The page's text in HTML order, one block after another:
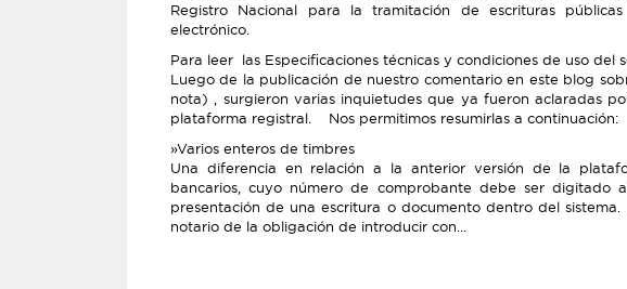
Registro Nacional para la tramitación de escrituras
electrónico.
Para leer las Especificaciones técnicas y condiciones de uso del
Luego de la publicación de nuestro comentario en este blog
nota) , surgieron varias inquietudes que ya fueron aclaradas
plataforma registral. Nos permitimos resumirlas a continuación:
»Varios enteros de timbres
Una diferencia en relación a la anterior versión de la
bancarios, cuyo número de comprobante debe ser digitado
presentación de una escritura o documento dentro del
notario de la obligación de introducir con...